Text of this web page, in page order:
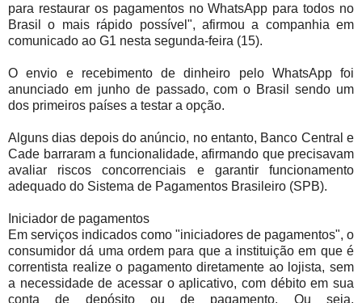
para restaurar os pagamentos no WhatsApp para todos no
Brasil o mais rápido possível", afirmou a companhia em
comunicado ao G1 nesta segunda-feira (15).
O envio e recebimento de dinheiro pelo WhatsApp foi
anunciado em junho de passado, com o Brasil sendo um
dos primeiros países a testar a opção.
Alguns dias depois do anúncio, no entanto, Banco Central e
Cade barraram a funcionalidade, afirmando que precisavam
avaliar riscos concorrenciais e garantir funcionamento
adequado do Sistema de Pagamentos Brasileiro (SPB).
Iniciador de pagamentos
Em serviços indicados como "iniciadores de pagamentos", o
consumidor dá uma ordem para que a instituição em que é
correntista realize o pagamento diretamente ao lojista, sem
a necessidade de acessar o aplicativo, com débito em sua
conta de depósito ou de pagamento. Ou seja,